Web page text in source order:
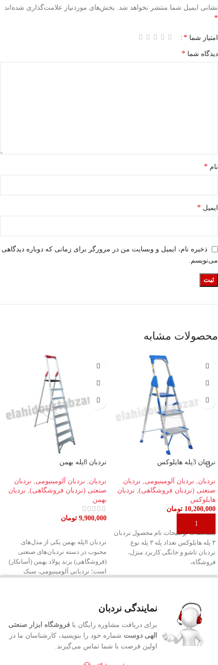
نشانی ایمیل شما منتشر نخواهد شد. بخش‌های موردنیاز علامت‌گذاری شده‌اند
*
امتیاز شما *
دیدگاه شما *
نام *
ایمیل *
ذخیره نام، ایمیل و وبسایت من در مرورگر برای زمانی که دوباره دیدگاهی
می‌نویسم.
محصولات مشابه
نردبان 3پله هایلوکس
نردبان نردبان آلومینیومی
نردبان
صنعتی (نردبان فروشگاهی) نردبان
هایلوکس
10,200,000 تومان
افزودن به سبد خرید
مشخصات توضیحات نام محصول نردبان
۳ پله هایلوکس تعداد پله ۳ پله نوع
نردبان تاشو و خانگی کاربرد منزل،
فروشگاه،
نردبان 8پله بهمن
نردبان نردبان آلومینیومی
نردبان
صنعتی (نردبان فروشگاهی) نردبان
بهمن
9,900,000 تومان
نردبان 8پله بهمن یکی از مدل‌های
محبوب در دسته نردبان‌های صنعتی
(فروشگاهی) برند پولاد بهمن (آسانکار)
است؛ نردبانی آلومینیومی، سبک
نمایندگی نردبان
برای دریافت مشاوره رایگان با فروشگاه ابزار صنعتی
الهی دوست شماره خود را بنویسید، کارشناسان ما در
اولین فرصت با شما تماس می‌گیرند.